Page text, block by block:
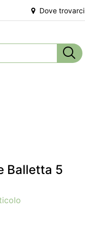
Dove trovarci
Balletta 5